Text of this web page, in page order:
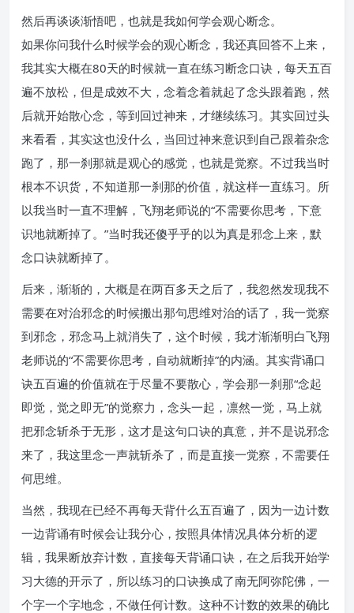
然后再谈谈渐悟吧，也就是我如何学会观心断念。
如果你问我什么时候学会的观心断念，我还真回答不上来，
我其实大概在80天的时候就一直在练习断念口诀，每天五百
遍不放松，但是成效不大，念着念着就起了念头跟着跑，然
后就开始散心念，等到回过神来，才继续练习。其实回过头
来看看，其实这也没什么，当回过神来意识到自己跟着杂念
跑了，那一刹那就是观心的感觉，也就是觉察。不过我当时
根本不识货，不知道那一刹那的价值，就这样一直练习。所
以我当时一直不理解，飞翔老师说的“不需要你思考，下意
识地就断掉了。”当时我还傻乎乎的以为真是邪念上来，默
念口诀就断掉了。
后来，渐渐的，大概是在两百多天之后了，我忽然发现我不
需要在对治邪念的时候搬出那句思维对治的话了，我一觉察
到邪念，邪念马上就消失了，这个时候，我才渐渐明白飞翔
老师说的“不需要你思考，自动就断掉”的内涵。其实背诵口
诀五百遍的价值就在于尽量不要散心，学会那一刹那“念起
即觉，觉之即无”的觉察力，念头一起，凛然一觉，马上就
把邪念斩杀于无形，这才是这句口诀的真意，并不是说邪念
来了，我这里念一声就斩杀了，而是直接一觉察，不需要任
何思维。
当然，我现在已经不再每天背什么五百遍了，因为一边计数
一边背诵有时候会让我分心，按照具体情况具体分析的逻
辑，我果断放弃计数，直接每天背诵口诀，在之后我开始学
习大德的开示了，所以练习的口诀换成了南无阿弥陀佛，一
个字一个字地念，不做任何计数。这种不计数的效果的确比